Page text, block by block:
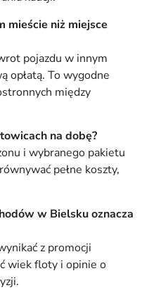
mieście niż miejsce
pojazdu w innym
opłatą. To wygodne
między
na dobę?
i wybranego pakietu
pełne koszty,
w Bielsku oznacza
z promocji
wiek floty i opinie o